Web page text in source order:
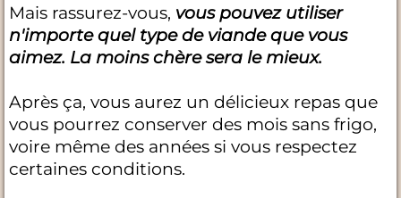
Mais rassurez-vous, vous pouvez utiliser
n'importe quel type de viande que vous
aimez. La moins chère sera le mieux.
Après ça, vous aurez un délicieux repas que
vous pourrez conserver des mois sans frigo,
voire même des années si vous respectez
certaines conditions.